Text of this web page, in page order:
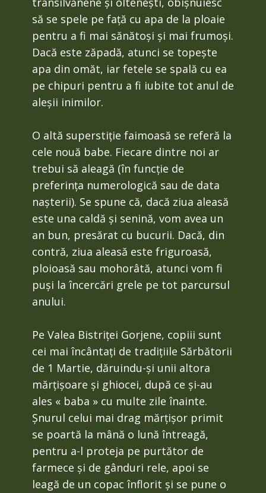
să se spele pe față cu apa de la ploaie
pentru a fi mai sănătoși și mai frumoși.
Dacă este zăpadă, atunci se topește
apa din omăt, iar fetele se spală cu ea
pe chipuri pentru a fi iubite tot anul de
aleșii inimilor.
O altă superstiție faimoasă se referă la
cele nouă babe. Fiecare dintre noi ar
trebui să aleagă (în funcție de
preferința numerologică sau de data
nașterii). Se spune că, dacă ziua aleasă
este una caldă și senină, vom avea un
an bun, presărat cu bucurii. Dacă, din
contră, ziua aleasă este friguroasă,
ploioasă sau mohorâtă, atunci vom fi
puși la încercări grele pe tot parcursul
anului.
Pe Valea Bistriței Gorjene, copiii sunt
cei mai încântați de tradițiile Sărbătorii
de 1 Martie, dăruindu-și unii altora
mărțișoare și ghiocei, după ce și-au
ales « baba » cu multe zile înainte.
Șnurul celui mai drag mărțișor primit
se poartă la mână o lună întreagă,
pentru a-l proteja pe purtător de
farmece și de gânduri rele, apoi se
leagă de un copac înflorit și se pune o